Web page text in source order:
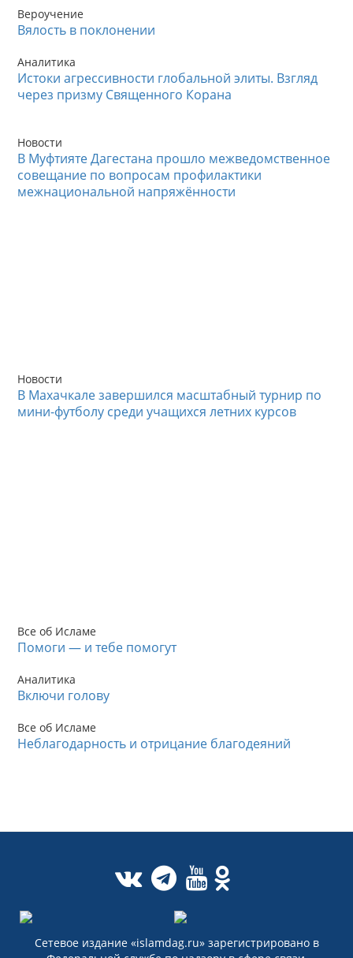
Вероучение
Вялость в поклонении
Аналитика
Истоки агрессивности глобальной элиты. Взгляд
через призму Священного Корана
Новости
В Муфтияте Дагестана прошло межведомственное
совещание по вопросам профилактики
межнациональной напряжённости
Новости
В Махачкале завершился масштабный турнир по
мини-футболу среди учащихся летних курсов
Все об Исламе
Помоги — и тебе помогут
Аналитика
Включи голову
Все об Исламе
Неблагодарность и отрицание благодеяний
Сетевое издание «islamdag.ru» зарегистрировано в